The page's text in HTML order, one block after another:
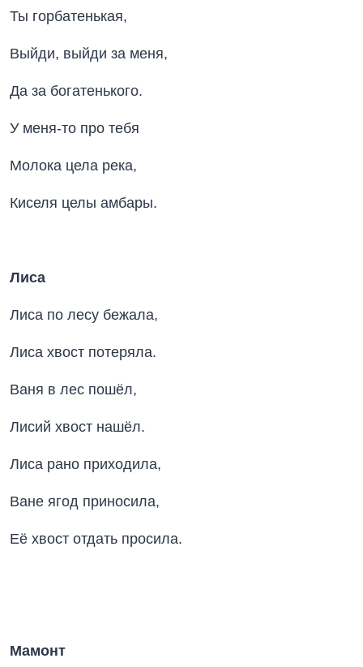
Ты горбатенькая,
Выйди, выйди за меня,
Да за богатенького.
У меня-то про тебя
Молока цела река,
Киселя целы амбары.
Лиса
Лиса по лесу бежала,
Лиса хвост потеряла.
Ваня в лес пошёл,
Лисий хвост нашёл.
Лиса рано приходила,
Ване ягод приносила,
Её хвост отдать просила.
Мамонт